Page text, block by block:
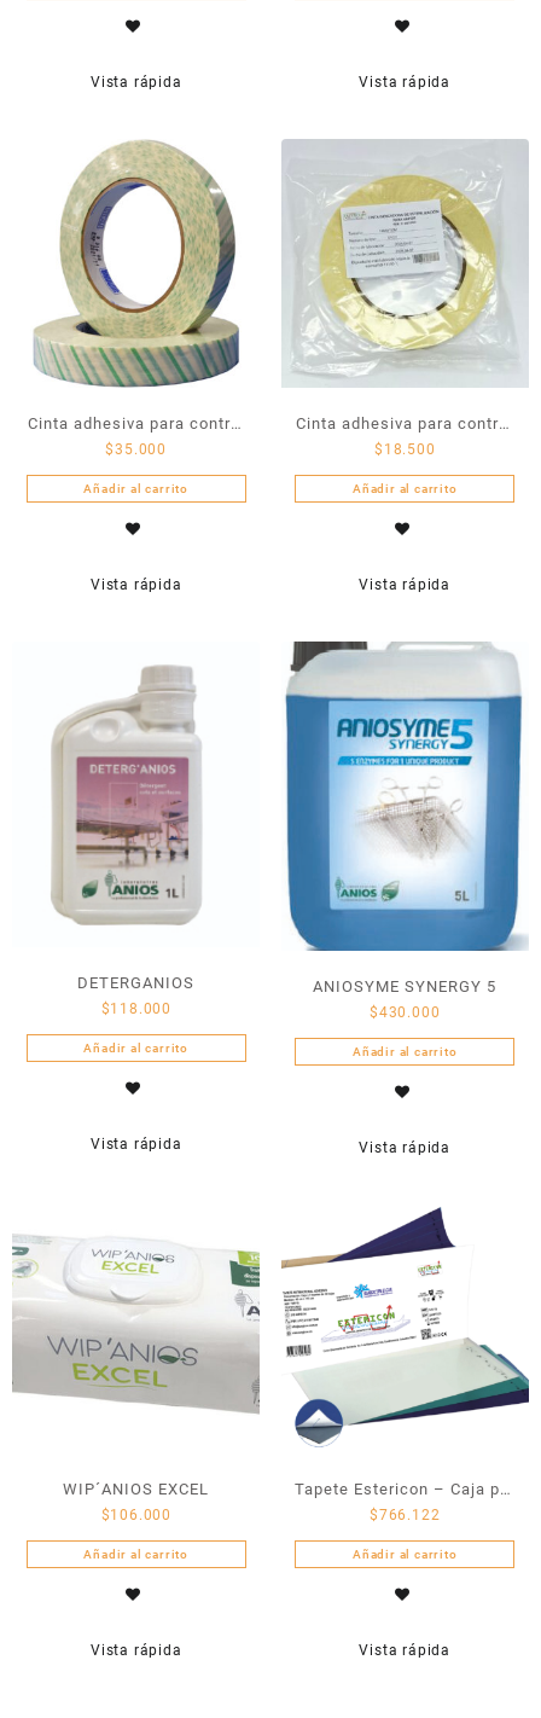
Vista rápida Vista rápida
Cinta adhesiva para control
de esterilización a vapor
$35.000
Añadir al carrito
Vista rápida
Cinta adhesiva para control
de esterilización a vapor
$ 18.500
Añadir al carrito
Vista rápida
DETERGANIOS
$118.000
Añadir al carrito
Vista rápida
ANIOSYME SYNERGY 5
$430.000
Añadir al carrito
Vista rápida
WIP´ANIOS EXCEL
$106.000
Añadir al carrito
Vista rápida
Tapete Estericon – Caja por
4 unidades de 30 hojas
$766.122
Añadir al carrito
Vista rápida